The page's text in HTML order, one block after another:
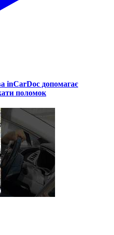
inCarDoc допомагає
поломок